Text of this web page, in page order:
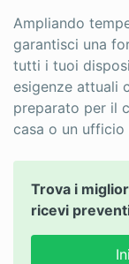
Ampliando
garantisci una
tutti i tuoi
esigenze attuali
preparato per il
casa o un ufficio
Trova i
ricevi